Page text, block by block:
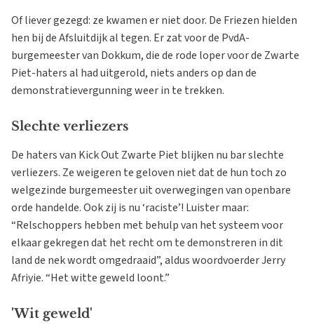
Of liever gezegd: ze kwamen er niet door. De Friezen hielden
hen bij de Afsluitdijk al tegen. Er zat voor de PvdA-
burgemeester van Dokkum, die de rode loper voor de Zwarte
Piet-haters al had uitgerold, niets anders op dan de
demonstratievergunning weer in te trekken.
Slechte verliezers
De haters van Kick Out Zwarte Piet blijken nu bar slechte
verliezers. Ze weigeren te geloven niet dat de hun toch zo
welgezinde burgemeester uit overwegingen van openbare
orde handelde. Ook zij is nu ‘raciste’! Luister maar:
“Relschoppers hebben met behulp van het systeem voor
elkaar gekregen dat het recht om te demonstreren in dit
land de nek wordt omgedraaid”, aldus woordvoerder Jerry
Afriyie. “Het witte geweld loont.”
'Wit geweld'